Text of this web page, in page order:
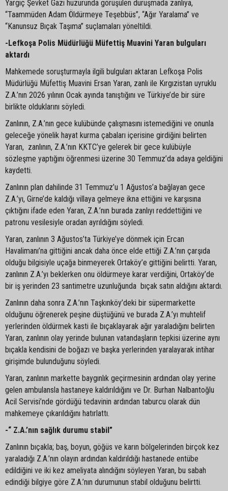
Yargıç Şevket Gazi huzurunda görüşülen duruşmada zanlıya,
“Taammüden Adam Öldürmeye Teşebbüs”, “Ağır Yaralama” ve
“Kanunsuz Bıçak Taşıma” suçlamaları yöneltildi.
-Lefkoşa Polis Müdürlüğü Müfettiş Muavini Yaran bulguları
aktardı
Mahkemede soruşturmayla ilgili bulguları aktaran Lefkoşa Polis
Müdürlüğü Müfettiş Muavini Ersan Yaran, zanlı ile Kırgızistan uyruklu
Z.A.’nın 2026 yılının Ocak ayında tanıştığını ve Türkiye’de bir süre
birlikte olduklarını söyledi.
Zanlının, Z.A.’nın gece kulübünde çalışmasını istemediğini ve onunla
geleceğe yönelik hayat kurma çabaları içerisine girdiğini belirten
Yaran, zanlının, Z.A.’nın KKTC’ye gelerek bir gece kulübüyle
sözleşme yaptığını öğrenmesi üzerine 30 Temmuz’da adaya geldiğini
kaydetti.
Zanlının plan dahilinde 31 Temmuz’u 1 Ağustos’a bağlayan gece
Z.A.’yı, Girne’de kaldığı villaya gelmeye ikna ettiğini ve karşısına
çıktığını ifade eden Yaran, Z.A.’nın burada zanlıyı reddettiğini ve
patronu vesilesiyle oradan ayrıldığını söyledi.
Yaran, zanlının 3 Ağustos’ta Türkiye’ye dönmek için Ercan
Havalimanı’na gittiğini ancak daha önce elde ettiği Z.A.’nın çarşıda
olduğu bilgisiyle uçağa binmeyerek Ortaköy’e gittiğini belirtti. Yaran,
zanlının Z.A.’yı beklerken onu öldürmeye karar verdiğini, Ortaköy’de
bir iş yerinden 23 santimetre uzunluğunda bıçak satın aldığını aktardı.
Zanlının daha sonra Z.A.’nın Taşkınköy’deki bir süpermarkette
olduğunu öğrenerek peşine düştüğünü ve burada Z.A.’yı muhtelif
yerlerinden öldürmek kasti ile bıçaklayarak ağır yaraladığını belirten
Yaran, zanlının olay yerinde bulunan vatandaşların tepkisi üzerine aynı
bıçakla kendisini de boğazı ve başka yerlerinden yaralayarak intihar
girişimde bulunduğunu söyledi.
Yaran, zanlının markette baygınlık geçirmesinin ardından olay yerine
gelen ambulansla hastaneye kaldırıldığını ve Dr. Burhan Nalbantoğlu
Acil Servisi’nde gördüğü tedavinin ardından taburcu olarak dün
mahkemeye çıkarıldığını hatırlattı.
-“ Z.A.’nın sağlık durumu stabil”
Zanlının bıçakla; baş, boyun, göğüs ve karın bölgelerinden birçok kez
yaraladığı Z.A.’nın olayın ardından kaldırıldığı hastanede entübe
edildiğini ve iki kez ameliyata alındığını söyleyen Yaran, bu sabah
edindiği bilgiye göre Z.A.’nın durumunun stabil olduğunu belirtti.